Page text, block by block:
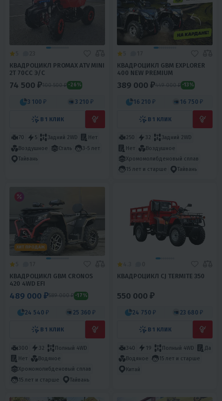
КВАДРОЦИКЛ PROMAX ATV MINI
2T 70CC Э/С
74 500 ₽100 500 ₽ -26%
3 100 ₽ 3 210 ₽
В 1 КЛИК
70 5 Задний 2WD
Нет
Воздушное
Сталь
3-5 лет
Тайвань
КВАДРОЦИКЛ GBM EXPLORER
400 NEW PREMIUM
389 000 ₽449 000 ₽ -13%
16 210 ₽ 16 750 ₽
В 1 КЛИК
250 32
Задний 2WD
Нет
Воздушное
Хромомолибденовый сплав
15 лет и старше
Тайвань
ХИТ ПРОДАЖ
КВАДРОЦИКЛ GBM CRONOS
420 4WD EFI
489 000 ₽589 000 ₽ -17%
24 540 ₽ 25 360 ₽
В 1 КЛИК
300 32
Полный 4WD
Нет
Водяное
Хромомолибденовый сплав
15 лет и старше
Тайвань
КВАДРОЦИКЛ CJ TERMITE 350
550 000 ₽
24 750 ₽ 23 680 ₽
В 1 КЛИК
340 19 Полный 4WD
Да
Водяное
15 лет и старше
Китай